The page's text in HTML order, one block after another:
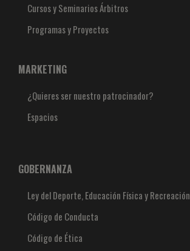
Cursos y Seminarios Árbitros
Programas y Proyectos
MARKETING
¿Quieres ser nuestro patrocinador?
Espacios
GOBERNANZA
Ley del Deporte, Educación Física y Recreación
Código de Conducta
Código de Ética